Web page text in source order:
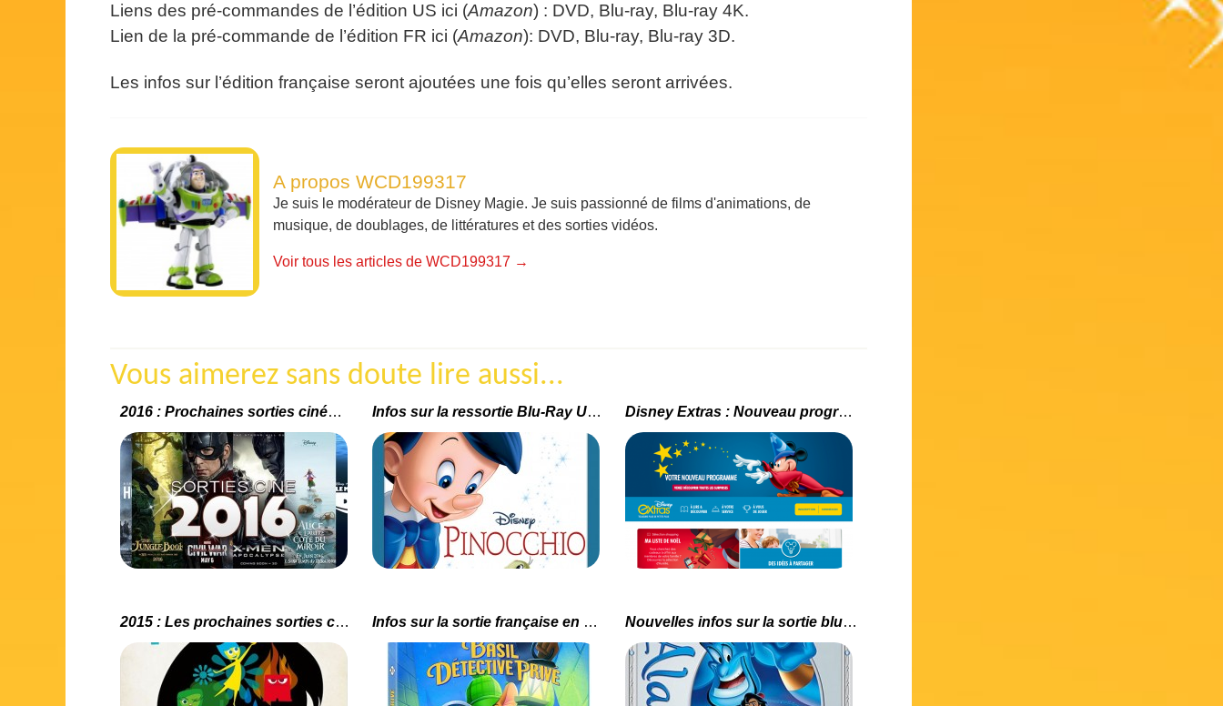
Liens des pré-commandes de l’édition US ici (Amazon) : DVD, Blu-ray, Blu-ray 4K.
Lien de la pré-commande de l’édition FR ici (Amazon): DVD, Blu-ray, Blu-ray 3D.
Les infos sur l’édition française seront ajoutées une fois qu’elles seront arrivées.
A propos WCD199317
Je suis le modérateur de Disney Magie. Je suis passionné de films d'animations, de
musique, de doublages, de littératures et des sorties vidéos.
Voir tous les articles de WCD199317 →
Vous aimerez sans doute lire aussi...
2016 : Prochaines sorties cinéma Disney / Pixar / Marvel Infos sur la ressortie Blu-Ray US de Pinocchio Disney Extras : Nouveau programme fidélité
2015 : Les prochaines sorties cinéma Disney/Pixar, Marvel et Lucasfilm Infos sur la sortie française en Blu-Ray de « Basil Détective Privé » Nouvelles infos sur la sortie blu-ray aux US d’Aladdin